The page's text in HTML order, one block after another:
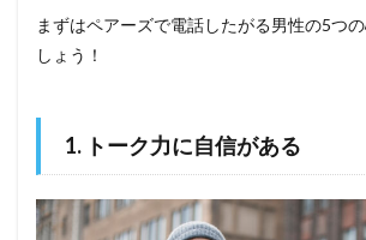
まずはペアーズで電話したがる男性の5つ
しょう！
1. トーク力に自信がある